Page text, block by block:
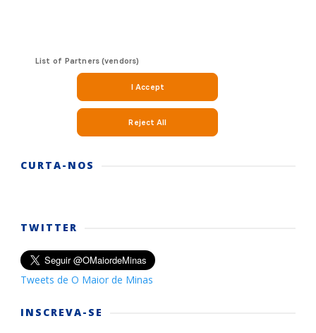
CURTA-NOS
TWITTER
Tweets de O Maior de Minas
INSCREVA-SE